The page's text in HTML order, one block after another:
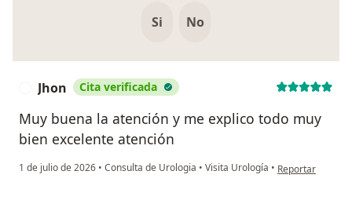
Si No
Jhon Cita verificada
Muy buena la atención y me explico todo muy
bien excelente atención
1 de julio de 2026 • Consulta de Urologia • Visita Urología • en opinión del
Reportar